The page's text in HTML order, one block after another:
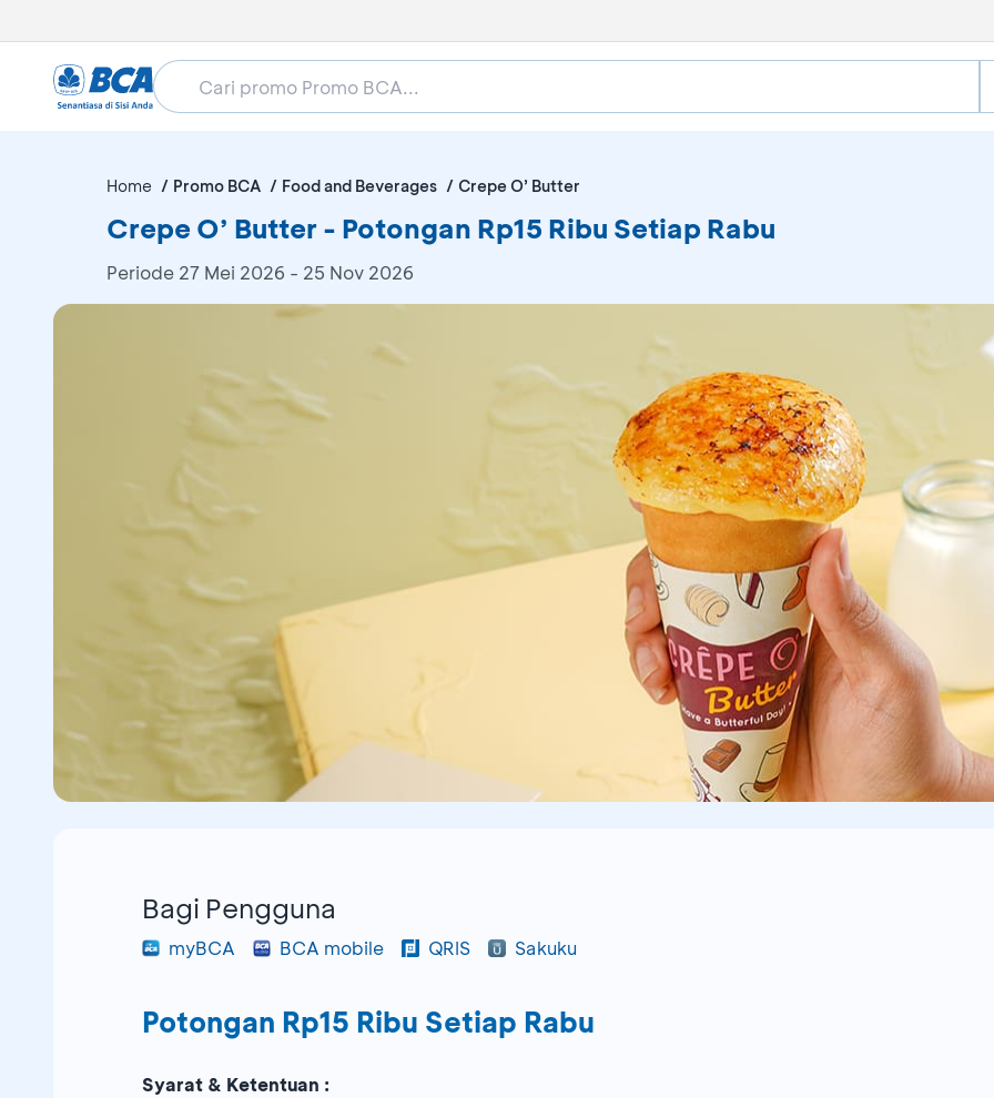
Home Promo BCA Food and Beverages Crepe O’ Butter
Crepe O’ Butter - Potongan Rp15 Ribu Setiap Rabu
Periode 27 Mei 2026 - 25 Nov 2026
Bagi Pengguna
myBCA BCA mobile QRIS Sakuku
Potongan Rp15 Ribu Setiap Rabu
Syarat & Ketentuan :